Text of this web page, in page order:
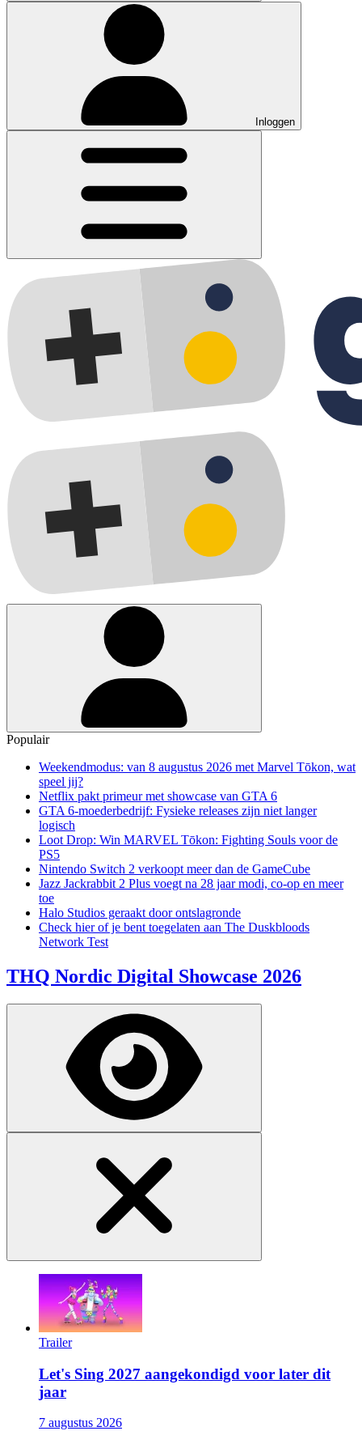
Inloggen
Populair
Weekendmodus: van 8 augustus 2026 met Marvel Tōkon, wat
speel jij?
Netflix pakt primeur met showcase van GTA 6
GTA 6-moederbedrijf: Fysieke releases zijn niet langer
logisch
Loot Drop: Win MARVEL Tōkon: Fighting Souls voor de
PS5
Nintendo Switch 2 verkoopt meer dan de GameCube
Jazz Jackrabbit 2 Plus voegt na 28 jaar modi, co-op en meer
toe
Halo Studios geraakt door ontslagronde
Check hier of je bent toegelaten aan The Duskbloods
Network Test
THQ Nordic Digital Showcase 2026
Trailer
Let's Sing 2027 aangekondigd voor later dit
jaar
7 augustus 2026